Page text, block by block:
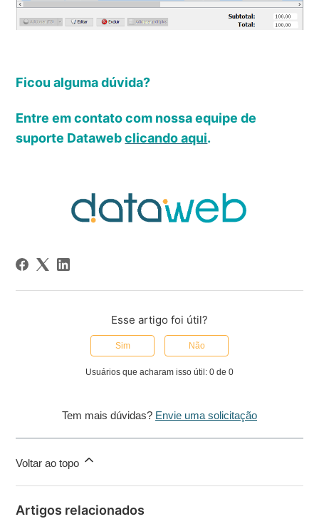
Ficou alguma dúvida?
Entre em contato com nossa equipe de
suporte Datawebclicando aqui.
Esse artigo foi útil?
Sim Não
Usuários que acharam isso útil: 0 de 0
Tem mais dúvidas? Envie uma solicitação
Voltar ao topo
Artigos relacionados